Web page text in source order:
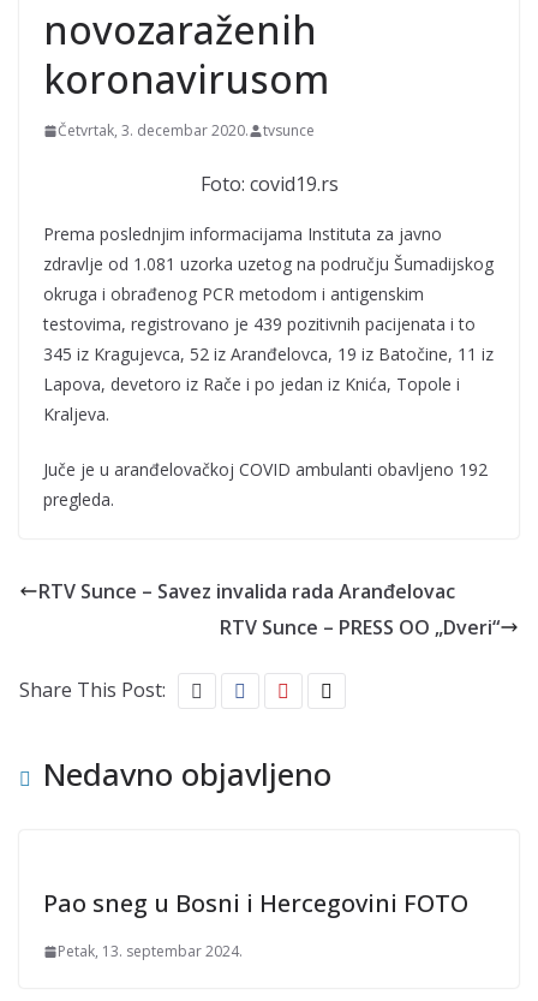
novozaraženih
koronavirusom
Četvrtak, 3. decembar 2020. tvsunce
Foto: covid19.rs
Prema poslednjim informacijama Instituta za javno
zdravlje od 1.081 uzorka uzetog na području Šumadijskog
okruga i obrađenog PCR metodom i antigenskim
testovima, registrovano je 439 pozitivnih pacijenata i to
345 iz Kragujevca, 52 iz Aranđelovca, 19 iz Batočine, 11 iz
Lapova, devetoro iz Rače i po jedan iz Knića, Topole i
Kraljeva.
Juče je u aranđelovačkoj COVID ambulanti obavljeno 192
pregleda.
RTV Sunce – Savez invalida rada Aranđelovac
RTV Sunce – PRESS OO „Dveri“
Share This Post:
Nedavno objavljeno
Pao sneg u Bosni i Hercegovini FOTO
Petak, 13. septembar 2024.